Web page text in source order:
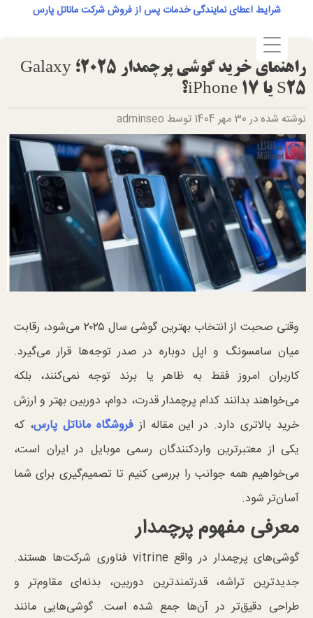
content
شرایط اعطای نمایندگی خدمات پس از فروش شرکت ماناتل پارس
راهنمای خرید گوشی پرچمدار ۲۰۲۵؛ Galaxy
S25 یا iPhone 17؟
نوشته شده در 30 مهر 1404 توسط adminseo
وقتی صحبت از انتخاب بهترین گوشی سال ۲۰۲۵ می‌شود، رقابت
میان سامسونگ و اپل دوباره در صدر توجه‌ها قرار می‌گیرد.
کاربران امروز فقط به ظاهر یا برند توجه نمی‌کنند، بلکه
می‌خواهند بدانند کدام پرچمدار قدرت، دوام، دوربین بهتر و ارزش
خرید بالاتری دارد. در این مقاله ازفروشگاه ماناتل پارس، که
یکی از معتبرترین واردکنندگان رسمی موبایل در ایران است،
می‌خواهیم همه جوانب را بررسی کنیم تا تصمیم‌گیری برای شما
آسان‌تر شود.
معرفی مفهوم پرچمدار
گوشی‌های پرچمدار در واقع vitrine فناوری شرکت‌ها هستند.
جدیدترین تراشه، قدرتمندترین دوربین، بدنه‌ای مقاوم‌تر و
طراحی دقیق‌تر در آن‌ها جمع شده است. گوشی‌هایی مانند